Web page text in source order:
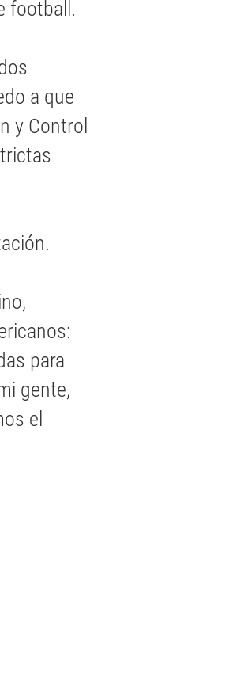
football.
a que
y Control
para
gente,
el